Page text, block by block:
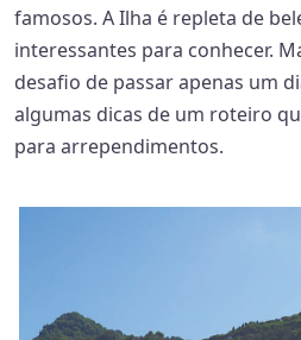
famosos. A Ilha é repleta de
interessantes para conhecer.
desafio de passar apenas um
algumas dicas de um roteiro
para arrependimentos.